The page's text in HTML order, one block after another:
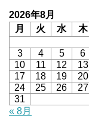
2026年8月
月
火 水 木
3
4 5 6
10
11 12 13
17
18 19 20
24
25 26 27
31
« 8月